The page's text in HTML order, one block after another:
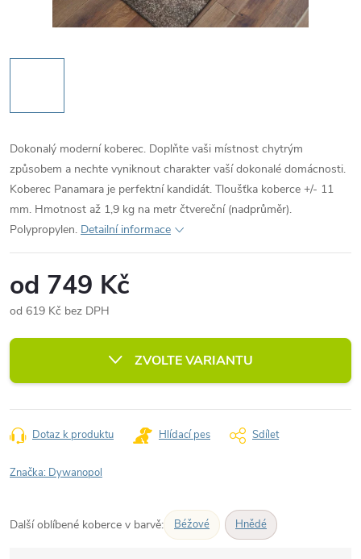
Dokonalý moderní koberec. Doplňte vaši místnost chytrým
způsobem a nechte vyniknout charakter vaší dokonalé domácnosti.
Koberec Panamara je perfektní kandidát. Tloušťka koberce +/- 11
mm. Hmotnost až 1,9 kg na metr čtvereční (nadprůměr).
Polypropylen. Detailní informace
od 749 Kč
od 619 Kč bez DPH
cena:
ZVOLTE VARIANTU
Dotaz k produktu Hlídací pes Sdílet
Značka: Dywanopol
Další oblíbené koberce v barvě: Béžové Hnědé